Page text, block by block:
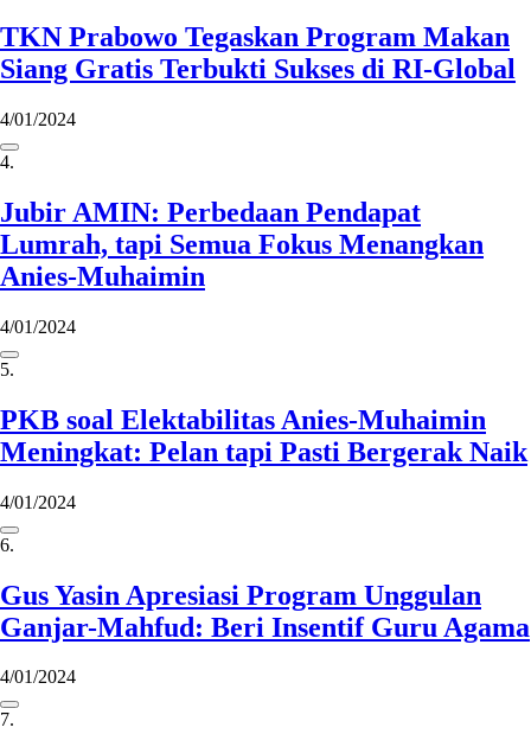
TKN Prabowo Tegaskan Program Makan
Siang Gratis Terbukti Sukses di RI-Global
4/01/2024
4.
Jubir AMIN: Perbedaan Pendapat
Lumrah, tapi Semua Fokus Menangkan
Anies-Muhaimin
4/01/2024
5.
PKB soal Elektabilitas Anies-Muhaimin
Meningkat: Pelan tapi Pasti Bergerak Naik
4/01/2024
6.
Gus Yasin Apresiasi Program Unggulan
Ganjar-Mahfud: Beri Insentif Guru Agama
4/01/2024
7.